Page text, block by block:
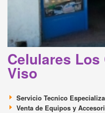
Celulares Los
Viso
Servicio Tecnico
Venta de Equipos y